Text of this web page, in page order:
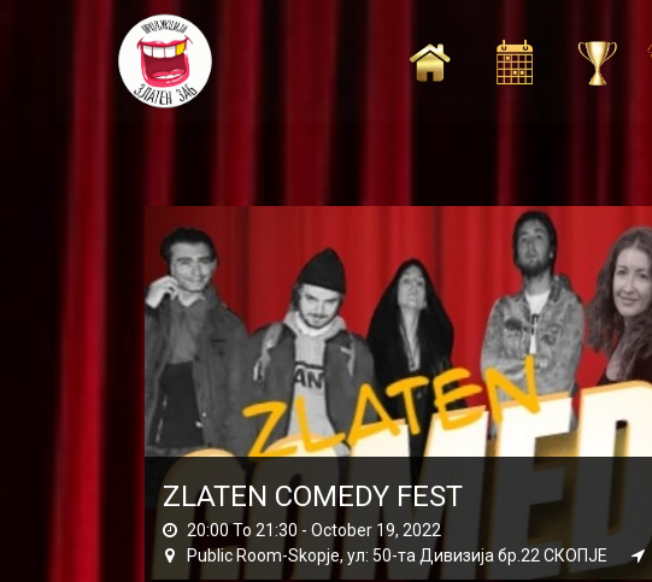
ZLATEN COMEDY FEST
20:00 To 21:30 - October 19, 2022
Public Room-Skopje, ул: 50-та Дивизија бр.22 СКОПЈЕ